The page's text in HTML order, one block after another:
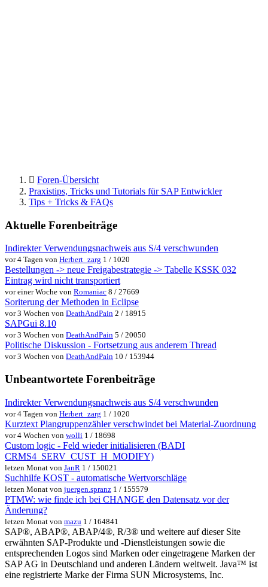
Foren-Übersicht
Praxistips, Tricks und Tutorials für SAP Entwickler
Tips + Tricks & FAQs
Aktuelle Forenbeiträge
Indirekter Verwendungsnachweis aus S/4 verschwunden
vor 4 Tagen von Herbert_zarg 1 / 1020
Bestellungen -> neue Freigabestrategie -> Tabelle KSSK 032
Eintrag wird nicht transportiert
vor einer Woche von Romaniac 8 / 27669
Soriterung der Methoden in Eclipse
vor 3 Wochen von DeathAndPain 2 / 18915
SAPGui 8.10
vor 3 Wochen von DeathAndPain 5 / 20050
Politische Diskussion - Fortsetzung aus anderem Thread
vor 3 Wochen von DeathAndPain 10 / 153944
Unbeantwortete Forenbeiträge
Indirekter Verwendungsnachweis aus S/4 verschwunden
vor 4 Tagen von Herbert_zarg 1 / 1020
Kurztext Plangruppenzähler verschwindet bei Material-Zuordnung
vor 4 Wochen von wolli 1 / 18698
Custom logic - Feld wieder initialisieren (BADI
CRMS4_SERV_CUST_H_MODIFY)
letzen Monat von JanR 1 / 150021
Suchhilfe KOST - automatische Wertvorschläge
letzen Monat von juergen.spranz 1 / 155579
PTMW: wie finde ich bei CHANGE den Datensatz vor der
Änderung?
letzen Monat von mazu 1 / 164841
SAP®, ABAP®, ABAP/4®, R/3® und weitere auf dieser Site
erwähnten SAP-Produkte und -Dienstleistungen sowie die
entsprechenden Logos sind Marken oder eingetragene Marken der
SAP AG in Deutschland und anderen Ländern weltweit. Java™ ist
eine registrierte Marke der Firma SUN Microsystems, Inc.